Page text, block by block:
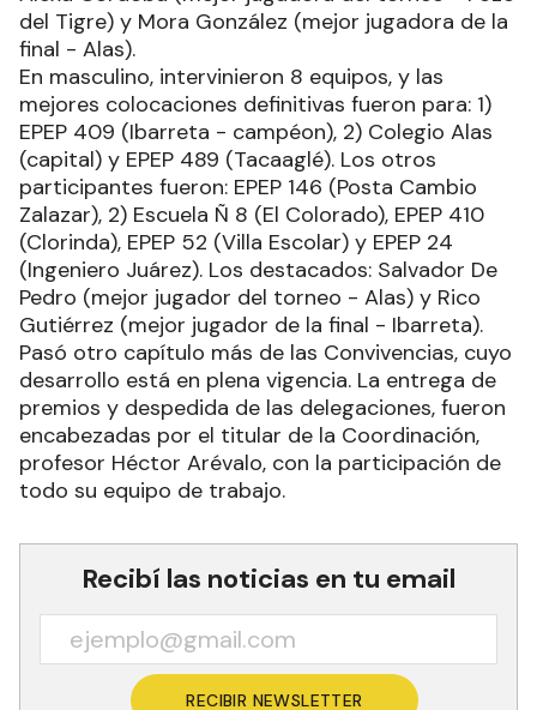
del Tigre) y Mora González (mejor jugadora de la
final - Alas).
En masculino, intervinieron 8 equipos, y las
mejores colocaciones definitivas fueron para: 1)
EPEP 409 (Ibarreta - campéon), 2) Colegio Alas
(capital) y EPEP 489 (Tacaaglé). Los otros
participantes fueron: EPEP 146 (Posta Cambio
Zalazar), 2) Escuela Ñ 8 (El Colorado), EPEP 410
(Clorinda), EPEP 52 (Villa Escolar) y EPEP 24
(Ingeniero Juárez). Los destacados: Salvador De
Pedro (mejor jugador del torneo - Alas) y Rico
Gutiérrez (mejor jugador de la final - Ibarreta).
Pasó otro capítulo más de las Convivencias, cuyo
desarrollo está en plena vigencia. La entrega de
premios y despedida de las delegaciones, fueron
encabezadas por el titular de la Coordinación,
profesor Héctor Arévalo, con la participación de
todo su equipo de trabajo.
Recibí las noticias en tu email
RECIBIR NEWSLETTER